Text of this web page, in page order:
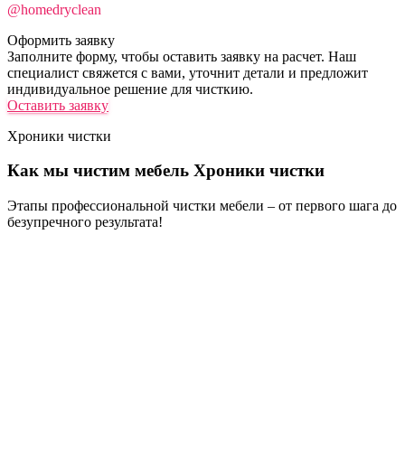
@homedryclean
Оформить заявку
Заполните форму, чтобы оставить заявку на расчет. Наш
специалист свяжется с вами, уточнит детали и предложит
индивидуальное решение для чисткию.
Оставить заявку
Хроники чистки
Как мы чистим мебель Хроники чистки
Этапы профессиональной чистки мебели – от первого шага до
безупречного результата!